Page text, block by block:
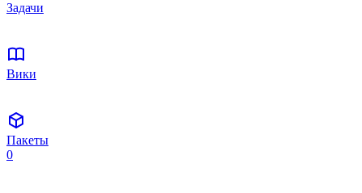
Задачи
Вики
Пакеты
0